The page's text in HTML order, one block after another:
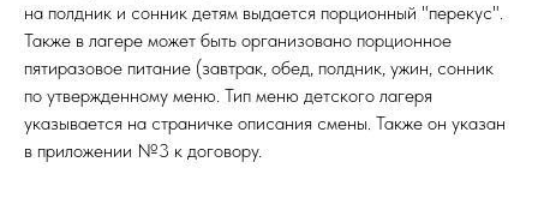
на полдник и сонник детям выдается порционный "перекус".
Также в лагере может быть организовано порционное
пятиразовое питание (завтрак, обед, полдник, ужин, сонник
по утвержденному меню. Тип меню детского лагеря
указывается на страничке описания смены. Также он указан
в приложении №3 к договору.